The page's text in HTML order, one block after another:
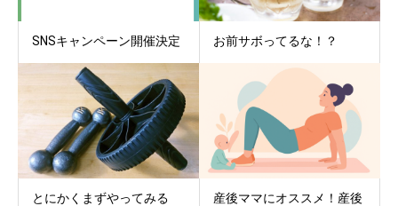
SNSキャンペーン開催決定 お前サボってるな！？
とにかくまずやってみる
産後ママにオススメ！産後